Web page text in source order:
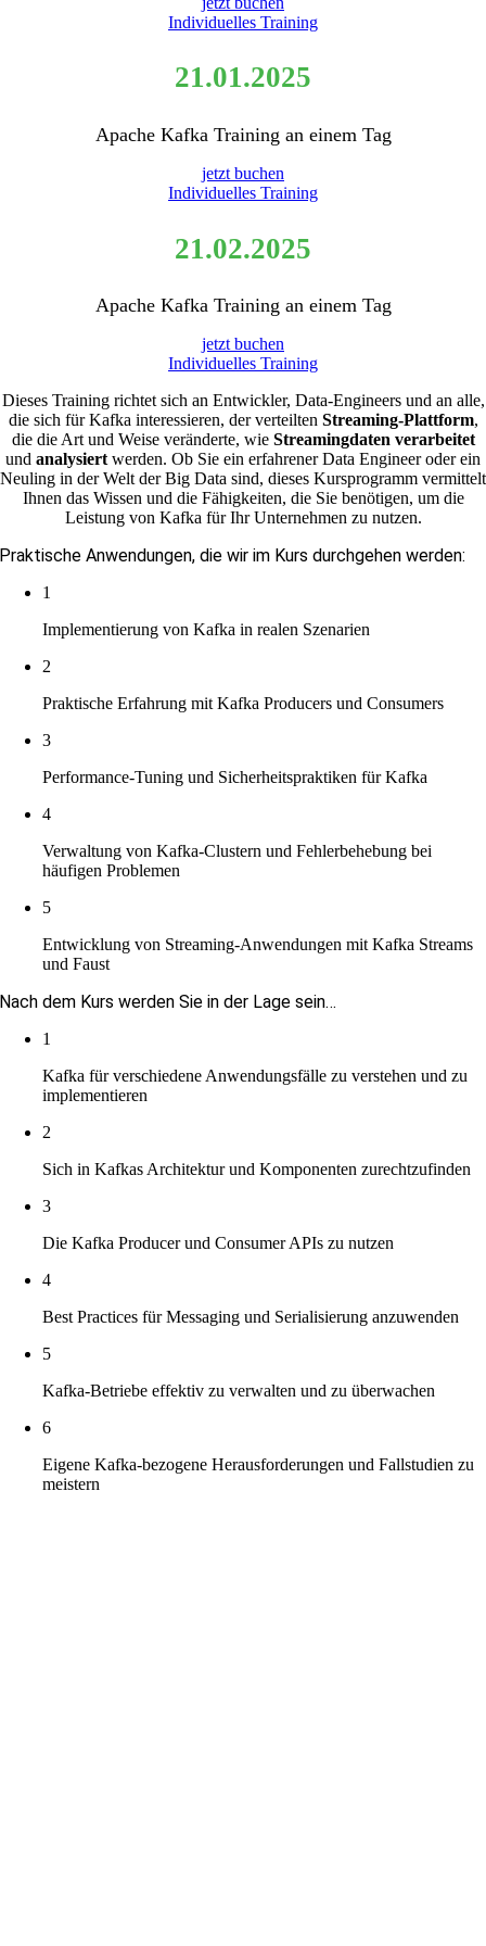
Individuelles Training
21.01.2025
Apache Kafka Training an einem Tag
jetzt buchen
Individuelles Training
21.02.2025
Apache Kafka Training an einem Tag
jetzt buchen
Individuelles Training
Dieses Training richtet sich an Entwickler, Data-Engineers und an alle,
die sich für Kafka interessieren, der verteilten Streaming-Plattform,
die die Art und Weise veränderte, wie Streamingdaten verarbeitet
und analysiert werden. Ob Sie ein erfahrener Data Engineer oder ein
Neuling in der Welt der Big Data sind, dieses Kursprogramm vermittelt
Ihnen das Wissen und die Fähigkeiten, die Sie benötigen, um die
Leistung von Kafka für Ihr Unternehmen zu nutzen.
Praktische Anwendungen, die wir im Kurs durchgehen werden:
1
Implementierung von Kafka in realen Szenarien
2
Praktische Erfahrung mit Kafka Producers und Consumers
3
Performance-Tuning und Sicherheitspraktiken für Kafka
4
Verwaltung von Kafka-Clustern und Fehlerbehebung bei
häufigen Problemen
5
Entwicklung von Streaming-Anwendungen mit Kafka Streams
und Faust
Nach dem Kurs werden Sie in der Lage sein…
1
Kafka für verschiedene Anwendungsfälle zu verstehen und zu
implementieren
2
Sich in Kafkas Architektur und Komponenten zurechtzufinden
3
Die Kafka Producer und Consumer APIs zu nutzen
4
Best Practices für Messaging und Serialisierung anzuwenden
5
Kafka-Betriebe effektiv zu verwalten und zu überwachen
6
Eigene Kafka-bezogene Herausforderungen und Fallstudien zu
meistern